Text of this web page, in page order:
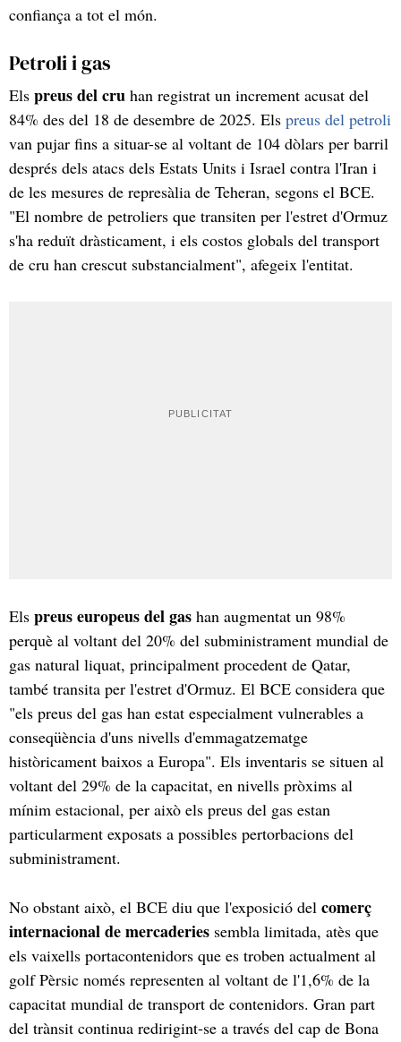
confiança a tot el món.
Petroli i gas
Els preus del cru han registrat un increment acusat del
84% des del 18 de desembre de 2025. Els preus del petroli
van pujar fins a situar-se al voltant de 104 dòlars per barril
després dels atacs dels Estats Units i Israel contra l'Iran i
de les mesures de represàlia de Teheran, segons el BCE.
"El nombre de petroliers que transiten per l'estret d'Ormuz
s'ha reduït dràsticament, i els costos globals del transport
de cru han crescut substancialment", afegeix l'entitat.
Els preus europeus del gas han augmentat un 98%
perquè al voltant del 20% del subministrament mundial de
gas natural liquat, principalment procedent de Qatar,
també transita per l'estret d'Ormuz. El BCE considera que
"els preus del gas han estat especialment vulnerables a
conseqüència d'uns nivells d'emmagatzematge
històricament baixos a Europa". Els inventaris se situen al
voltant del 29% de la capacitat, en nivells pròxims al
mínim estacional, per això els preus del gas estan
particularment exposats a possibles pertorbacions del
subministrament.
No obstant això, el BCE diu que l'exposició del comerç
internacional de mercaderies sembla limitada, atès que
els vaixells portacontenidors que es troben actualment al
golf Pèrsic només representen al voltant de l'1,6% de la
capacitat mundial de transport de contenidors. Gran part
del trànsit continua redirigint-se a través del cap de Bona